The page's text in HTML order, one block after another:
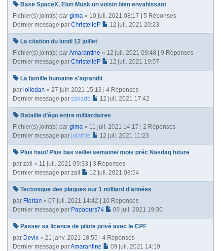
Base SpaceX, Elon Musk un voisin bien envahissant
Fichier(s) joint(s) par gima » 10 juil. 2021 08:17 | 5 Réponses
Dernier message par ChristelleP 12 juil. 2021 20:23
La citation du lundi 12 juillet
Fichier(s) joint(s) parAmarantine » 12 juil. 2021 09:48 | 9 Réponses
Dernier message par ChristelleP 12 juil. 2021 19:57
La famille humaine s'agrandit
par loilodan » 27 juin 2021 15:13 | 4 Réponses
Dernier message par sakado 12 juil. 2021 17:42
Bataille d’égo entre milliardaires
Fichier(s) joint(s) par gima » 11 juil. 2021 14:17 | 2 Réponses
Dernier message par jolafrite 12 juil. 2021 11:23
Plus haut/ Plus bas veille/ semaine/ mois préc Nasdaq future
par zall
» 11 juil. 2021 09:33 | 3 Réponses
Dernier message par zall 12 juil. 2021 08:54
Tectonique des plaques sur 1 milliard d'années
par Florian » 07 juil. 2021 14:42 | 10 Réponses
Dernier message par Papaours74 09 juil. 2021 19:30
Passer sa licence de pilote privé avec le CPF
par Devix » 21 janv. 2021 18:55 | 4 Réponses
Dernier message parAmarantine 09 juil. 2021 14:19